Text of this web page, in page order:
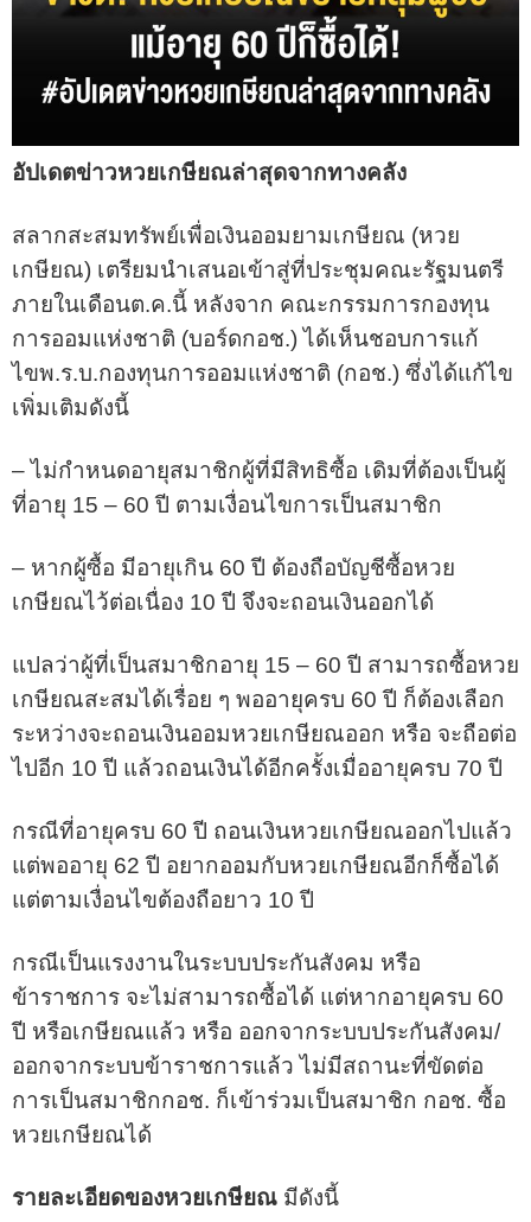
อัปเดตข่าวหวยเกษียณล่าสุดจากทางคลัง
สลากสะสมทรัพย์เพื่อเงินออมยามเกษียณ (หวย
เกษียณ) เตรียมนำเสนอเข้าสู่ที่ประชุมคณะรัฐมนตรี
ภายในเดือนต.ค.นี้ หลังจาก คณะกรรมการกองทุน
การออมแห่งชาติ (บอร์ดกอช.) ได้เห็นชอบการแก้
ไขพ.ร.บ.กองทุนการออมแห่งชาติ (กอช.) ซึ่งได้แก้ไข
เพิ่มเติมดังนี้
– ไม่กำหนดอายุสมาชิกผู้ที่มีสิทธิซื้อ เดิมที่ต้องเป็นผู้
ที่อายุ 15 – 60 ปี ตามเงื่อนไขการเป็นสมาชิก
– หากผู้ซื้อ มีอายุเกิน 60 ปี ต้องถือบัญชีซื้อหวย
เกษียณไว้ต่อเนื่อง 10 ปี จึงจะถอนเงินออกได้
แปลว่าผู้ที่เป็นสมาชิกอายุ 15 – 60 ปี สามารถซื้อหวย
เกษียณสะสมได้เรื่อย ๆ พออายุครบ 60 ปี ก็ต้องเลือก
ระหว่างจะถอนเงินออมหวยเกษียณออก หรือ จะถือต่อ
ไปอีก 10 ปี แล้วถอนเงินได้อีกครั้งเมื่ออายุครบ 70 ปี
กรณีที่อายุครบ 60 ปี ถอนเงินหวยเกษียณออกไปแล้ว
แต่พออายุ 62 ปี อยากออมกับหวยเกษียณอีกก็ซื้อได้
แต่ตามเงื่อนไขต้องถือยาว 10 ปี
กรณีเป็นแรงงานในระบบประกันสังคม หรือ
ข้าราชการ จะไม่สามารถซื้อได้ แต่หากอายุครบ 60
ปี หรือเกษียณแล้ว หรือ ออกจากระบบประกันสังคม/
ออกจากระบบข้าราชการแล้ว ไม่มีสถานะที่ขัดต่อ
การเป็นสมาชิกกอช. ก็เข้าร่วมเป็นสมาชิก กอช. ซื้อ
หวยเกษียณได้
รายละเอียดของหวยเกษียณ มีดังนี้